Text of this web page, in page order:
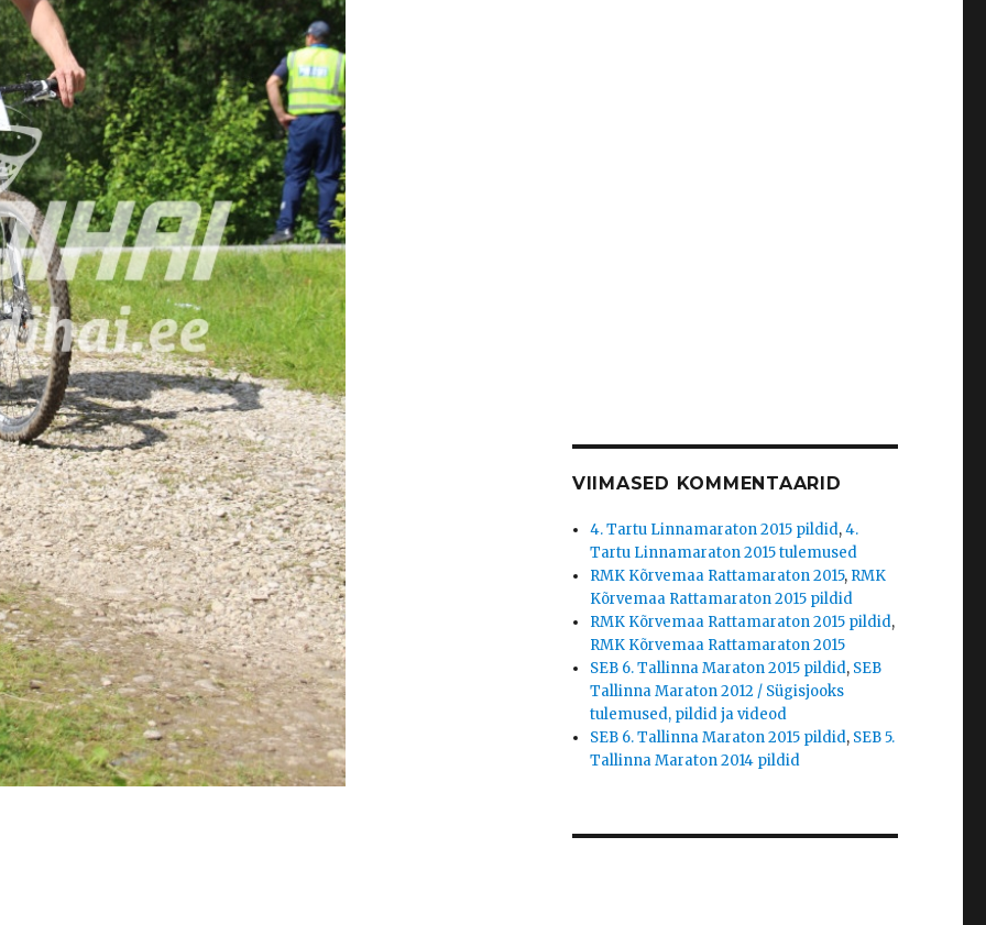
VIIMASED KOMMENTAARID
4. Tartu Linnamaraton 2015 pildid,4.
Tartu Linnamaraton 2015 tulemused
RMK Kõrvemaa Rattamaraton 2015, RMK
Kõrvemaa Rattamaraton 2015 pildid
RMK Kõrvemaa Rattamaraton 2015 pildid,
RMK Kõrvemaa Rattamaraton 2015
SEB 6. Tallinna Maraton 2015 pildid, SEB
Tallinna Maraton 2012 / Sügisjooks
tulemused, pildid ja videod
SEB 6. Tallinna Maraton 2015 pildid, SEB 5.
Tallinna Maraton 2014 pildid